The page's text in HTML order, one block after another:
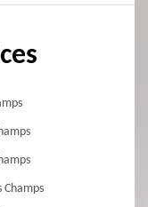
Champs